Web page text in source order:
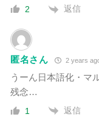
2 返信
匿名さん 2 years
うーん日本語化・マ
残念…
1 返信